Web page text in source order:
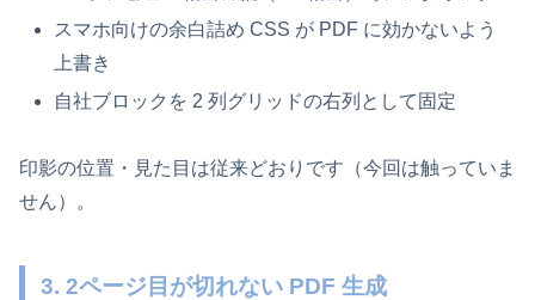
スマホ向けの余白詰め CSS が PDF に効かないよう
上書き
自社ブロックを 2 列グリッドの右列として固定
印影の位置・見た目は従来どおりです（今回は触っていま
せん）。
3. 2ページ目が切れない PDF 生成